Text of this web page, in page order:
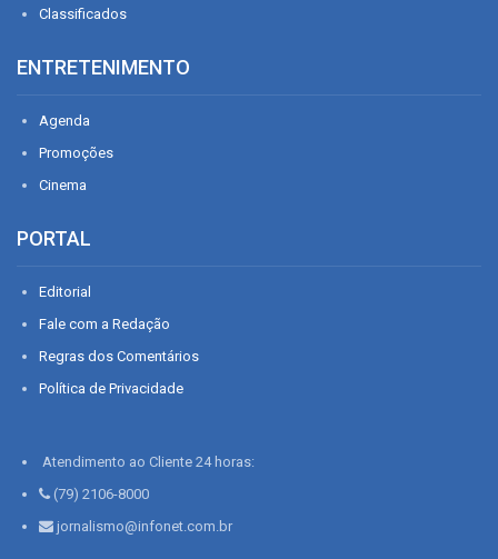
Classificados
ENTRETENIMENTO
Agenda
Promoções
Cinema
PORTAL
Editorial
Fale com a Redação
Regras dos Comentários
Política de Privacidade
Atendimento ao Cliente 24 horas:
(79) 2106-8000
jornalismo@infonet.com.br